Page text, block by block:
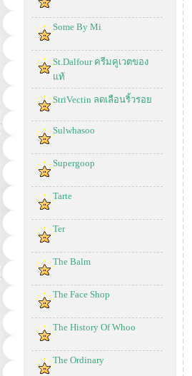
Some By Mi
St.Dalfour ครีมคูเวตของ
แท้
StriVectin ลดเลือนริ้วรอย
Sulwhasoo
Supergoop
Tarte
Ter
The Balm
The Face Shop
The History Of Whoo
The Ordinary